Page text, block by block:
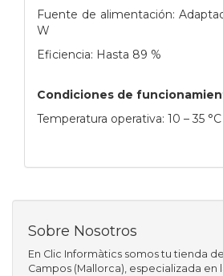
Fuente de alimentación:
W
Eficiencia: Hasta 89 %
Condiciones de
Temperatura operativa: 10 – 35 °C
Sobre Nosotros
En Clic Informàtics somos tu tienda
Campos (Mallorca), especializada en